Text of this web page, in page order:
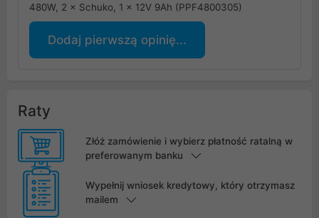
480W, 2 × Schuko, 1 × 12V 9Ah (PPF4800305)
Dodaj pierwszą opinię...
Raty
Złóż zamówienie i wybierz płatność ratalną w
preferowanym banku
Wypełnij wniosek kredytowy, który otrzymasz
mailem